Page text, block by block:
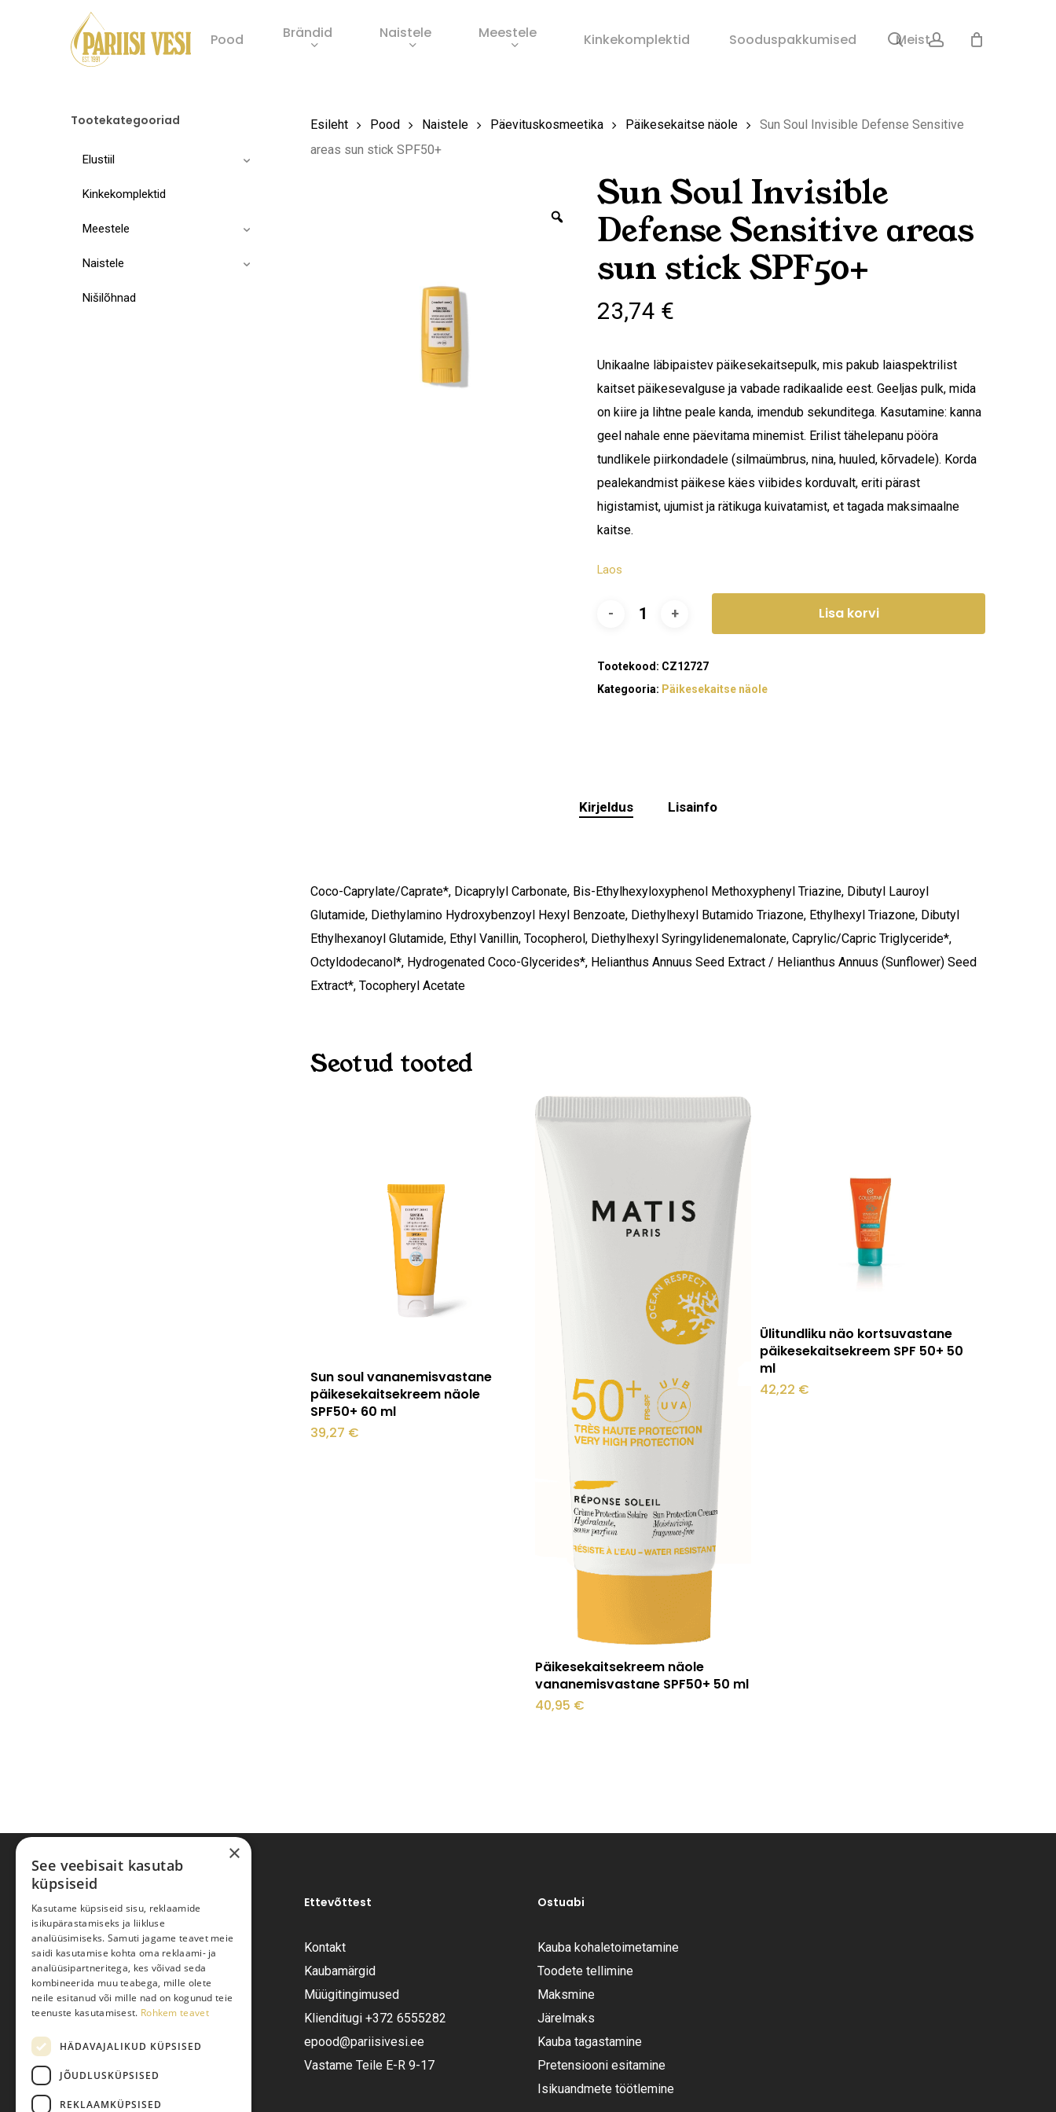
Pood Brändid Naistele Meestele Kinkekomplektid Sooduspakkumised Meist
search account
Ostukorv
Ostukorvis ei ole tooteid.
Tootekategooriad
Elustiil
Kinkekomplektid
Meestele
Naistele
Nišilõhnad
Esileht Pood Naistele Päevituskosmeetika Päikesekaitse näole
Sun Soul Invisible Defense Sensitive
areas sun stick SPF50+
Zoom
Sun Soul Invisible
Defense Sensitive areas
sun stick SPF50+
23,74 €
Unikaalne läbipaistev päikesekaitsepulk, mis pakub laiaspektrilist
kaitset päikesevalguse ja vabade radikaalide eest. Geeljas pulk, mida
on kiire ja lihtne peale kanda, imendub sekunditega. Kasutamine: kanna
geel nahale enne päevitama minemist. Erilist tähelepanu pööra
tundlikele piirkondadele (silmaümbrus, nina, huuled, kõrvadele). Korda
pealekandmist päikese käes viibides korduvalt, eriti pärast
higistamist, ujumist ja rätikuga kuivatamist, et tagada maksimaalne
kaitse.
Laos
Lisa korvi
Tootekood: CZ12727
Kategooria: Päikesekaitse näole
Kirjeldus Lisainfo
Coco-Caprylate/Caprate*, Dicaprylyl Carbonate, Bis-Ethylhexyloxyphenol Methoxyphenyl Triazine, Dibutyl Lauroyl
Glutamide, Diethylamino Hydroxybenzoyl Hexyl Benzoate, Diethylhexyl Butamido Triazone, Ethylhexyl Triazone, Dibutyl
Ethylhexanoyl Glutamide, Ethyl Vanillin, Tocopherol, Diethylhexyl Syringylidenemalonate, Caprylic/Capric Triglyceride*,
Octyldodecanol*, Hydrogenated Coco-Glycerides*, Helianthus Annuus Seed Extract / Helianthus Annuus (Sunflower) Seed
Extract*, Tocopheryl Acetate
Seotud tooted
Loe edasi
Sun soul vananemisvastane
päikesekaitsekreem näole
SPF50+ 60 ml
39,27 €
Lisa korvi
Päikesekaitsekreem näole
vananemisvastane SPF50+ 50 ml
40,95 €
Lisa korvi
Ülitundliku näo kortsuvastane
päikesekaitsekreem SPF 50+ 50
ml
42,22 €
Pariisi Vesi OÜ
Tüve 54-2, Tallinn 13418
Telefon: +372 6555282
E-post: epood@pariisivesi.ee
Ettevõttest
Kontakt
Kaubamärgid
Müügitingimused
Klienditugi +372 6555282
epood@pariisivesi.ee
Vastame Teile E-R 9-17
Ostuabi
Kauba kohaletoimetamine
Toodete tellimine
Maksmine
Järelmaks
Kauba tagastamine
Pretensiooni esitamine
Isikuandmete töötlemine
×
See veebisait kasutab
küpsiseid
Kasutame küpsiseid sisu, reklaamide
isikupärastamiseks ja liikluse
analüüsimiseks. Samuti jagame teavet meie
saidi kasutamise kohta oma reklaami- ja
analüüsipartneritega, kes võivad seda
kombineerida muu teabega, mille olete
neile esitanud või mille nad on kogunud teie
teenuste kasutamisest. Rohkem teavet
HÄDAVAJALIKUD KÜPSISED
JÕUDLUSKÜPSISED
REKLAAMKÜPSISED